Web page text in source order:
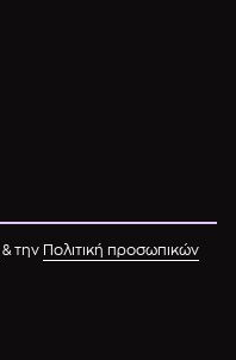
& την Πολιτική προσωπικών